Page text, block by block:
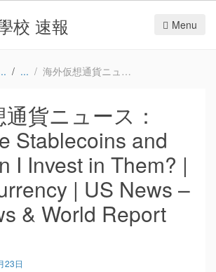
校 速報 Menu
海外仮想通貨ニュース：What Are Stablecoins and How Can I Invest in Them? | Cryptocurrency | US News – U.S News & World Report Money
貨ニュース：
Stablecoins and
I Invest in Them? |
| US News –
& World Report
23日